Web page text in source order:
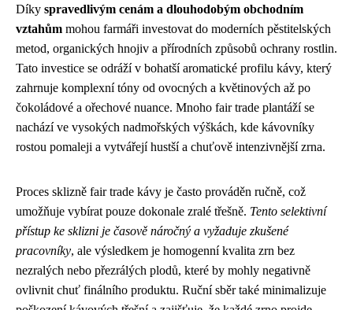
Díky spravedlivým cenám a dlouhodobým obchodním
vztahům mohou farmáři investovat do moderních pěstitelských
metod, organických hnojiv a přírodních způsobů ochrany rostlin.
Tato investice se odráží v bohatší aromatické profilu kávy, který
zahrnuje komplexní tóny od ovocných a květinových až po
čokoládové a ořechové nuance. Mnoho fair trade plantáží se
nachází ve vysokých nadmořských výškách, kde kávovníky
rostou pomaleji a vytvářejí hustší a chuťově intenzivnější zrna.
Proces sklizně fair trade kávy je často prováděn ručně, což
umožňuje vybírat pouze dokonale zralé třešně. Tento selektivní
přístup ke sklizni je časově náročný a vyžaduje zkušené
pracovníky, ale výsledkem je homogenní kvalita zrn bez
nezralých nebo přezrálých plodů, které by mohly negativně
ovlivnit chuť finálního produktu. Ruční sběr také minimalizuje